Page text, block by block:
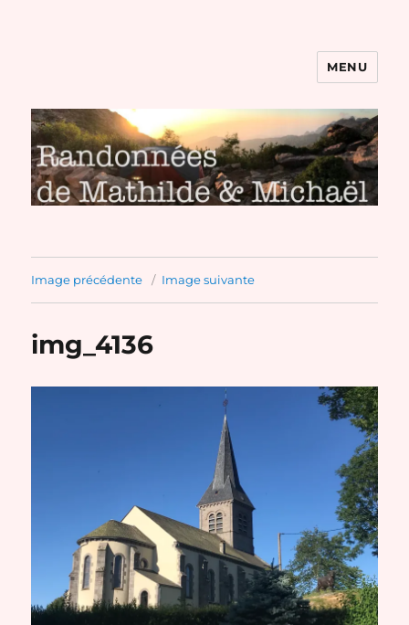
Randonnées de Mathilde et
Michaël
MENU
Image précédente Image suivante
img_4136